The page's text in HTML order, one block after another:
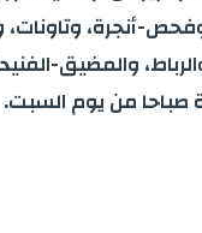
وتزنيت، والعرائش، وزاكورة،
والمضيق-
صباحا من يوم السبت.